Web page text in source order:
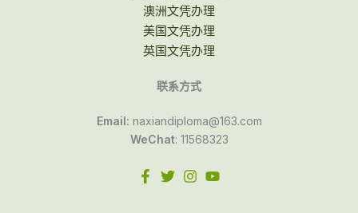
澳洲文凭办理
美国文凭办理
英国文凭办理
联系方式
Email: naxiandiploma@163.com
WeChat: 11568323